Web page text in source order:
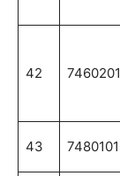
42 7460201
43 7480101